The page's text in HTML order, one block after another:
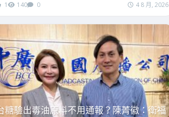
1 140 0 4 8 月, 2026
糖驗出毒油原料不用通報？陳菁徽：衛福